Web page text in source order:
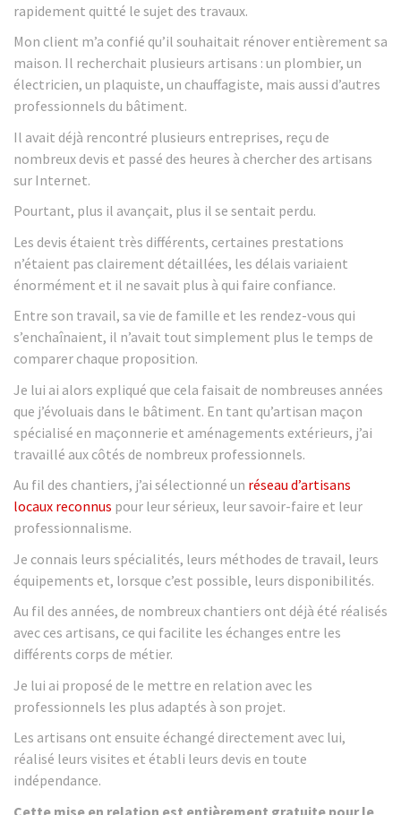
rapidement quitté le sujet des travaux.
Mon client m’a confié qu’il souhaitait rénover entièrement sa
maison. Il recherchait plusieurs artisans : un plombier, un
électricien, un plaquiste, un chauffagiste, mais aussi d’autres
professionnels du bâtiment.
Il avait déjà rencontré plusieurs entreprises, reçu de
nombreux devis et passé des heures à chercher des artisans
sur Internet.
Pourtant, plus il avançait, plus il se sentait perdu.
Les devis étaient très différents, certaines prestations
n’étaient pas clairement détaillées, les délais variaient
énormément et il ne savait plus à qui faire confiance.
Entre son travail, sa vie de famille et les rendez-vous qui
s’enchaînaient, il n’avait tout simplement plus le temps de
comparer chaque proposition.
Je lui ai alors expliqué que cela faisait de nombreuses années
que j’évoluais dans le bâtiment. En tant qu’artisan maçon
spécialisé en maçonnerie et aménagements extérieurs, j’ai
travaillé aux côtés de nombreux professionnels.
Au fil des chantiers, j’ai sélectionné un réseau d’artisans
locaux reconnus pour leur sérieux, leur savoir-faire et leur
professionnalisme.
Je connais leurs spécialités, leurs méthodes de travail, leurs
équipements et, lorsque c’est possible, leurs disponibilités.
Au fil des années, de nombreux chantiers ont déjà été réalisés
avec ces artisans, ce qui facilite les échanges entre les
différents corps de métier.
Je lui ai proposé de le mettre en relation avec les
professionnels les plus adaptés à son projet.
Les artisans ont ensuite échangé directement avec lui,
réalisé leurs visites et établi leurs devis en toute
indépendance.
Cette mise en relation est entièrement gratuite pour le